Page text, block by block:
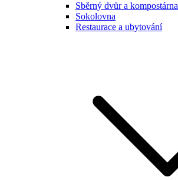
Sběrný dvůr a kompostárna
Sokolovna
Restaurace a ubytování